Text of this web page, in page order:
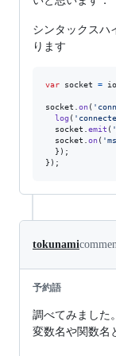
シンタックスハ
ります
var socket = io
socket on(
log (
socket
emit (
socket
on(
} ) ;
} ) ;
tokunami
予約語
調べてみました。
変数名や関数名